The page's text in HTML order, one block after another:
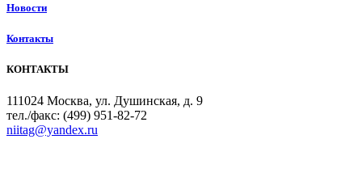
Новости
Контакты
КОНТАКТЫ
111024 Москва, ул. Душинская, д. 9
тел./факс: (499) 951-82-72
niitag@yandex.ru